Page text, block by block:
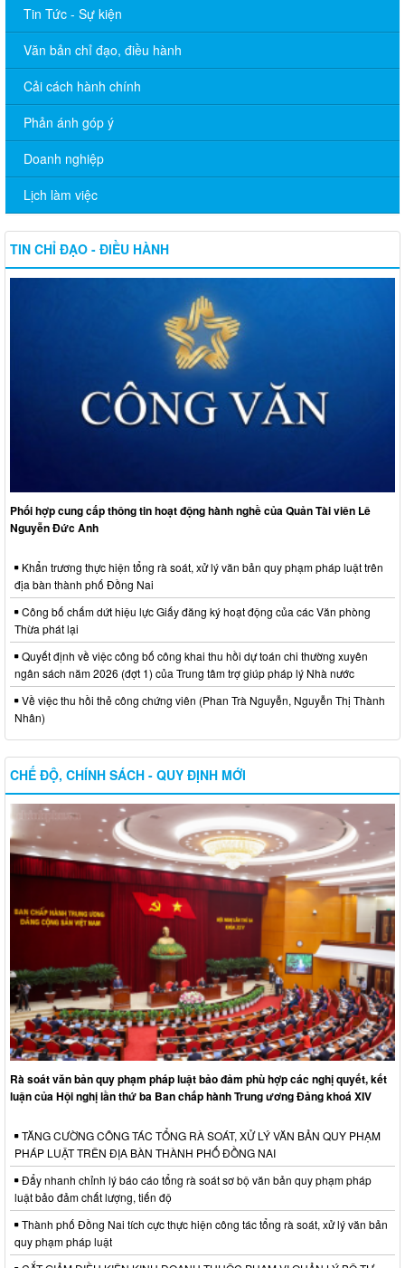
Tin Tức - Sự kiện
Văn bản chỉ đạo, điều hành
Cải cách hành chính
Phản ánh góp ý
Doanh nghiệp
Lịch làm việc
TIN CHỈ ĐẠO - ĐIỀU HÀNH
Phối hợp cung cấp thông tin hoạt động hành nghề của Quản Tài viên Lê
Nguyễn Đức Anh
Khẩn trương thực hiện tổng rà soát, xử lý văn bản quy phạm pháp luật trên
địa bàn thành phố Đồng Nai
Công bố chấm dứt hiệu lực Giấy đăng ký hoạt động của các Văn phòng
Thừa phát lại
Quyết định về việc công bố công khai thu hồi dự toán chi thường xuyên
ngân sách năm 2026 (đợt 1) của Trung tâm trợ giúp pháp lý Nhà nước
Về việc thu hồi thẻ công chứng viên (Phan Trà Nguyễn, Nguyễn Thị Thành
Nhân)
CHẾ ĐỘ, CHÍNH SÁCH - QUY ĐỊNH MỚI
Rà soát văn bản quy phạm pháp luật bảo đảm phù hợp các nghị quyết, kết
luận của Hội nghị lần thứ ba Ban chấp hành Trung ương Đảng khoá XIV
TĂNG CƯỜNG CÔNG TÁC TỔNG RÀ SOÁT, XỬ LÝ VĂN BẢN QUY PHẠM
PHÁP LUẬT TRÊN ĐỊA BÀN THÀNH PHỐ ĐỒNG NAI
Đẩy nhanh chỉnh lý báo cáo tổng rà soát sơ bộ văn bản quy phạm pháp
luật bảo đảm chất lượng, tiến độ
Thành phố Đồng Nai tích cực thực hiện công tác tổng rà soát, xử lý văn bản
quy phạm pháp luật